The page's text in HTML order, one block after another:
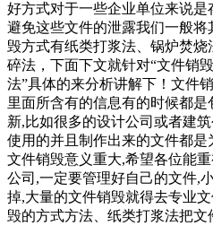
好方式对于一些企业单位来说
避免这些文件的泄露我们一般
毁方式有纸类打浆法、锅炉焚
碎法，下面下文就针对“文件销
法”具体的来分析讲解下！文件
里面所含有的信息有的时候都是
新,比如很多的设计公司或者建
使用的并且制作出来的文件都
文件销毁意义重大,希望各位能
公司,一定要管理好自己的文件,
掉,大量的文件销毁就得去专业
毁的方式方法、纸类打浆法把